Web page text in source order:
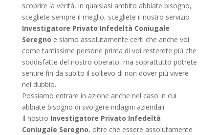
scoprire la verità, in qualsiasi ambito abbiate bisogno,
scegliete sempre il meglio, scegliete il nostro servizio
Investigatore Privato Infedeltà Coniugale
Seregno e siamo assolutamente certi che anche voi
come tantissime persone prima di voi resterete più che
soddisfatte del nostro operato, ma soprattutto potrete
sentire fin da subito il sollievo di non dover più vivere
nel dubbio.
Possiamo entrare in azione anche nel caso in cui
abbiate bisogno di svolgere indagini aziendali
Il nostro Investigatore Privato Infedeltà
Coniugale Seregno, oltre che essere assolutamente